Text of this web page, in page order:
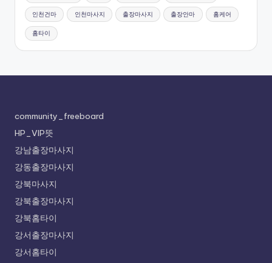
인천건마 인천마사지 출장마사지 출장안마 홈케어
홈타이
community_freeboard
HP_VIP뜻
강남출장마사지
강동출장마사지
강북마사지
강북출장마사지
강북홈타이
강서출장마사지
강서홈타이